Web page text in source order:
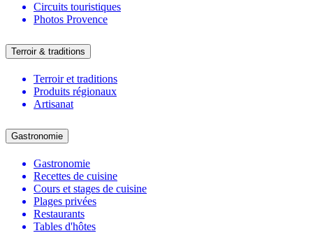
Circuits touristiques
Photos Provence
Terroir & traditions
Terroir et traditions
Produits régionaux
Artisanat
Gastronomie
Gastronomie
Recettes de cuisine
Cours et stages de cuisine
Plages privées
Restaurants
Tables d'hôtes